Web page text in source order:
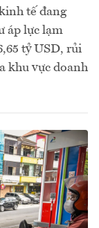
tế đang
áp lực lạm
tỷ USD, rủi
khu vực doanh